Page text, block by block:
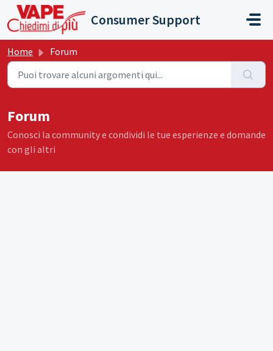
Salta al contenuto principale
Consumer Support
Home Forum
Forum
Conosci la community e condividi le tue esperienze e domande
con gli altri